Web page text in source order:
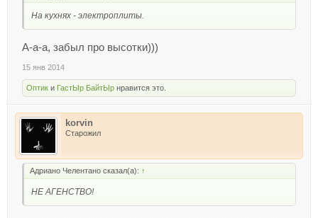
На кухнях - электроплиты.
А-а-а, забыл про высотки)))
15 янв 2014
Оптик и ГастЫр БайтЫр нравится это.
korvin
Старожил
Адриано Челентано сказал(а): ↑
НЕ АГЕНСТВО!